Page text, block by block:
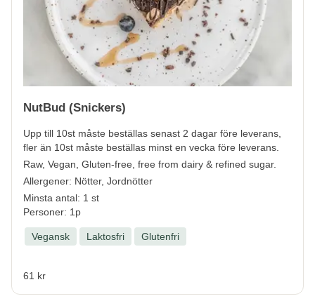
NutBud (Snickers)
Upp till 10st måste beställas senast 2 dagar före leverans,
fler än 10st måste beställas minst en vecka före leverans.
Raw, Vegan, Gluten-free, free from dairy & refined sugar.
Allergener: Nötter, Jordnötter
Minsta antal: 1 st
Personer: 1p
Vegansk Laktosfri Glutenfri
61 kr